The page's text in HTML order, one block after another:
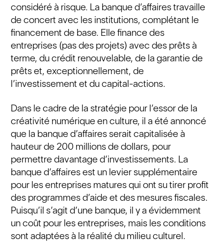
considéré à risque. La banque d’affaires travaille
de concert avec les institutions, complétant le
financement de base. Elle finance des
entreprises (pas des projets) avec des prêts à
terme, du crédit renouvelable, de la garantie de
prêts et, exceptionnellement, de
l’investissement et du capital-actions.
Dans le cadre de la stratégie pour l’essor de la
créativité numérique en culture, il a été annoncé
que la banque d’affaires serait capitalisée à
hauteur de 200 millions de dollars, pour
permettre davantage d’investissements. La
banque d’affaires est un levier supplémentaire
pour les entreprises matures qui ont su tirer profit
des programmes d’aide et des mesures fiscales.
Puisqu’il s’agit d’une banque, il y a évidemment
un coût pour les entreprises, mais les conditions
sont adaptées à la réalité du milieu culturel.